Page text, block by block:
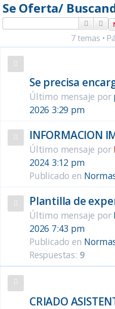
Se Oferta/
Buscar
7 temas •
Se precisa
Último mensaje por
2026 3:29 pm
INFORMACION
Último mensaje por
2024 3:12 pm
Publicado en
Plantilla de
Último mensaje por
2026 7:43 pm
Publicado en
Respuestas: 9
CRIADO